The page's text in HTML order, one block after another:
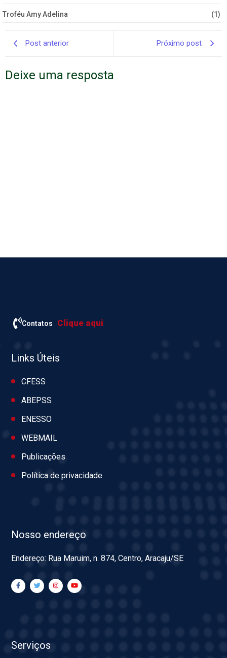
Troféu Amy Adelina (1)
Post anterior Próximo post
Deixe uma resposta
Contatos Clique aqui
Links Úteis
CFESS
ABEPSS
ENESSO
WEBMAIL
Publicações
Política de privacidade
Nosso endereço
Endereço: Rua Maruim, n. 874, Centro, Aracaju/SE
Serviços